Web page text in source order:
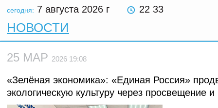
сегодня: 7 августа 2026 г 22 33
НОВОСТИ
25 МАР 2026 19:08
«Зелёная экономика»: «Единая Россия»
экологическую культуру через просвещение и